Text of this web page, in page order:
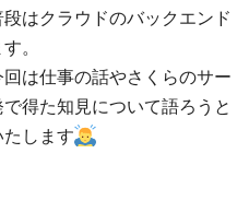
はクラウドのバックエンド
。
は仕事の話やさくらのサー
得た知見について語ろうと
します